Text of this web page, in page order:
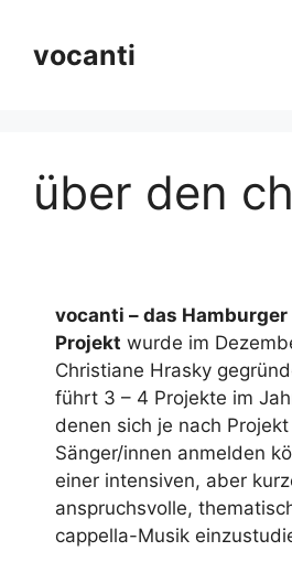
springen
vocanti
über den
vocanti – das
Projekt wurde im
Christiane Hrasky
führt 3 – 4 Projekte im
denen sich je nach
Sänger/innen anmelden
einer intensiven, aber
anspruchsvolle,
cappella-Musik